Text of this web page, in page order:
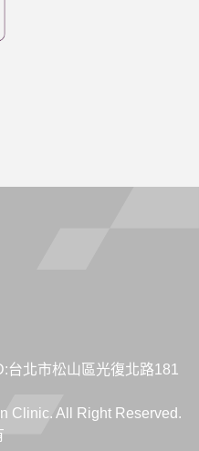
台北市松山區光復北路181
Clinic. All Right Reserved.